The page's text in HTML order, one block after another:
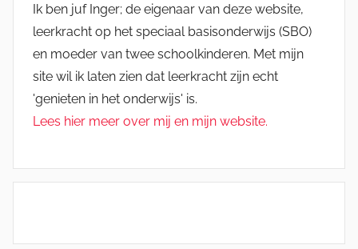
Ik ben juf Inger; de eigenaar van deze website,
leerkracht op het speciaal basisonderwijs (SBO)
en moeder van twee schoolkinderen. Met mijn
site wil ik laten zien dat leerkracht zijn echt
'genieten in het onderwijs' is.
Lees hier meer over mij en mijn website.